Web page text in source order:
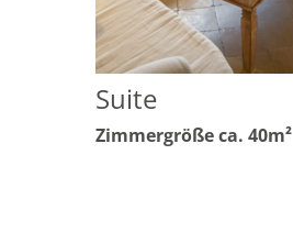
Suite
Zimmergröße ca. 40m²